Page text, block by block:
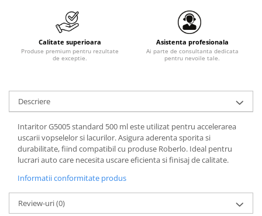
Calitate superioara
Produse premium pentru rezultate
de exceptie.
Asistenta profesionala
Ai parte de consultanta dedicata
pentru nevoile tale.
Descriere
Intaritor G5005 standard 500 ml este utilizat pentru accelerarea
uscarii vopselelor si lacurilor. Asigura aderenta sporita si
durabilitate, fiind compatibil cu produse Roberlo. Ideal pentru
lucrari auto care necesita uscare eficienta si finisaj de calitate.
Informatii conformitate produs
Review-uri(0)